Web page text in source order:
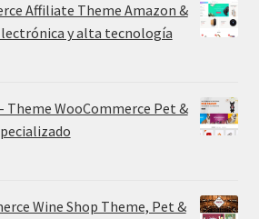
Affiliate Theme Amazon &
y alta tecnología
Theme WooCommerce Pet &
Wine Shop Theme, Pet &